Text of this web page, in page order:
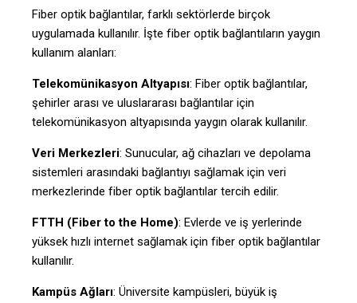
Fiber optik bağlantılar, farklı sektörlerde birçok
uygulamada kullanılır. İşte fiber optik bağlantıların yaygın
kullanım alanları:
Telekomünikasyon Altyapısı: Fiber optik bağlantılar,
şehirler arası ve uluslararası bağlantılar için
telekomünikasyon altyapısında yaygın olarak kullanılır.
Veri Merkezleri: Sunucular, ağ cihazları ve depolama
sistemleri arasındaki bağlantıyı sağlamak için veri
merkezlerinde fiber optik bağlantılar tercih edilir.
FTTH (Fiber to the Home): Evlerde ve iş yerlerinde
yüksek hızlı internet sağlamak için fiber optik bağlantılar
kullanılır.
Kampüs Ağları: Üniversite kampüsleri, büyük iş